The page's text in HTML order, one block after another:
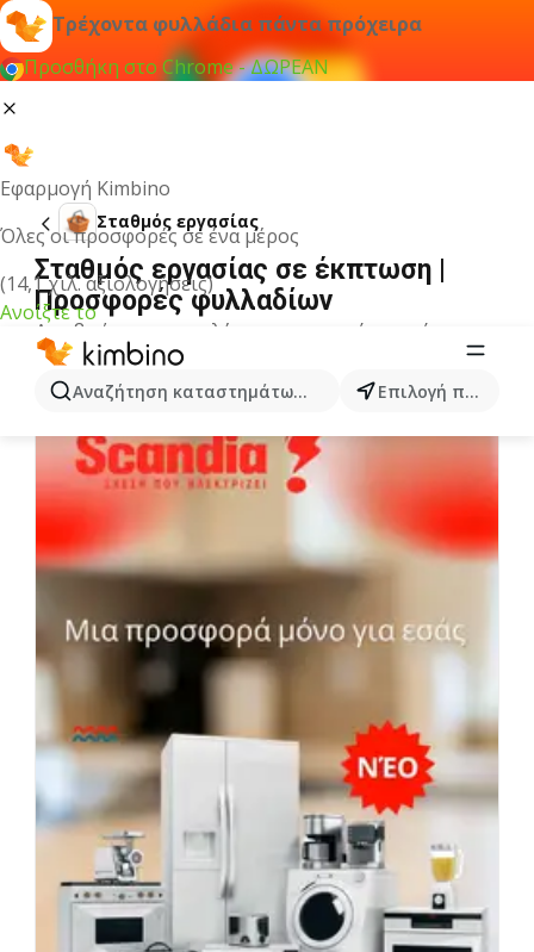
Τρέχοντα φυλλάδια πάντα πρόχειρα
Προσθήκη στο Chrome - ΔΩΡΕΑΝ
Εφαρμογή Kimbino
Όλες οι προσφορές σε ένα μέρος
(14,1 χιλ. αξιολογήσεις)
Ανοίξτε το
Αναζήτηση καταστημάτων, κατηγοριών, προϊόντων...
Επιλογή πόλης
Σταθμός εργασίας
Σταθμός εργασίας σε έκπτωση |
Προσφορές φυλλαδίων
Δεν βρήκαμε αποτελέσματα για αυτόν τον όρο.
Άλλα φυλλάδια από την κατηγορία